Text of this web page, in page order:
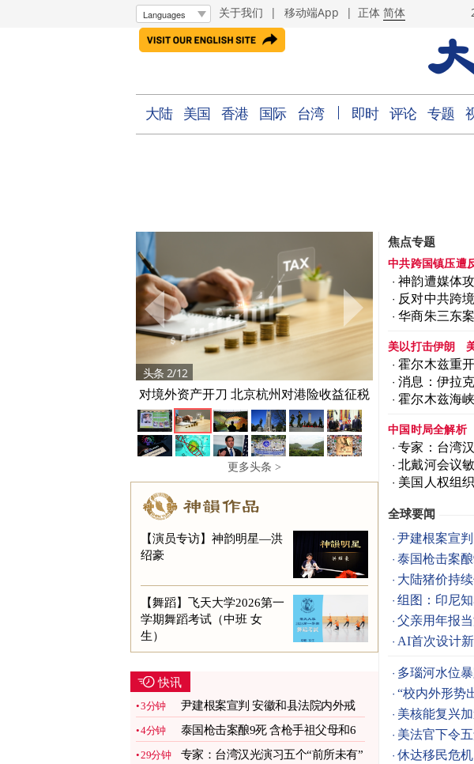
关于我们 | 移动端App | 正体 简体
大陆 美国 香港 国际 台湾 即时 评论 专题
头条 2/12
对境外资产开刀 北京杭州对港险收益征税
20%
更多头条 >
【演员专访】神韵明星—洪
绍豪
【舞蹈】飞天大学2026第一
学期舞蹈考试（中班 女
生）
快讯
3分钟
尹建根案宣判 安徽和县法院内外戒
备森严 图
4分钟
泰国枪击案酿9死 含枪手祖父母和6
名师生 图
29分钟 专家：台湾汉光演习五个“前所未有”
焦点专题
中共跨国镇压遭
神韵遭媒体
反对中共跨
华商朱三东
美以打击伊朗
霍尔木兹重
消息：伊拉
霍尔木兹海
中国时局全解析
专家：台湾
北戴河会议
美国人权组
全球要闻
尹建根案宣
泰国枪击案
大陆猪价持
组图：印尼
父亲用年报
AI首次设计
多瑙河水位
“校内外形势
美核能复兴
美法官下令
休达移民危